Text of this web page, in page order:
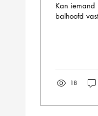
Kan iemand
balhoofd
18